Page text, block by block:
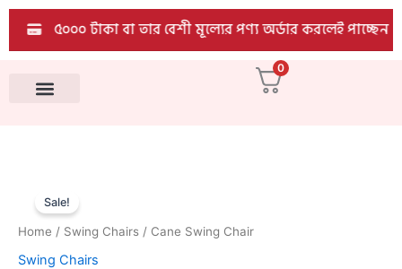
Skip
content
৫০০০ টাকা বা তার বেশী মূল্যের পণ্য অর্ডার করলেই পাচ্ছেন
0
Sale!
Home / Swing Chairs / Cane Swing Chair
Swing Chairs
price
price
Swing
Chair
quantity
quantity